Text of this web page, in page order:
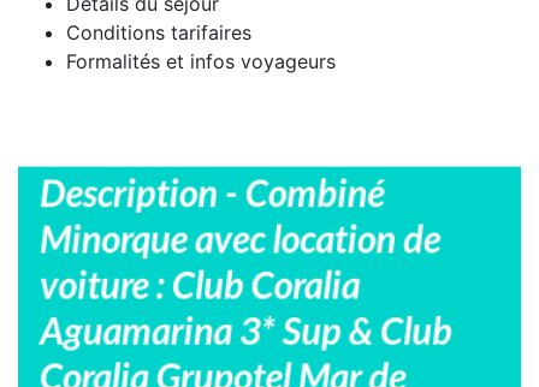
Conditions tarifaires
Formalités et infos voyageurs